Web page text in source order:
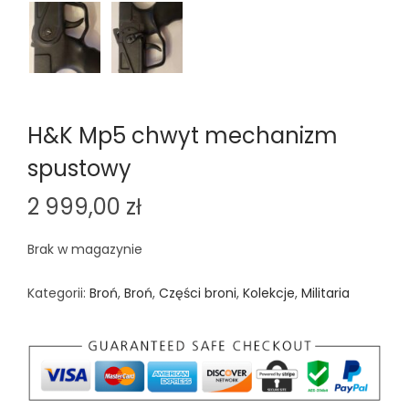
H&K Mp5 chwyt mechanizm
spustowy
2 999,00 zł
Brak w magazynie
Kategorii: Broń, Broń, Części broni, Kolekcje, Militaria